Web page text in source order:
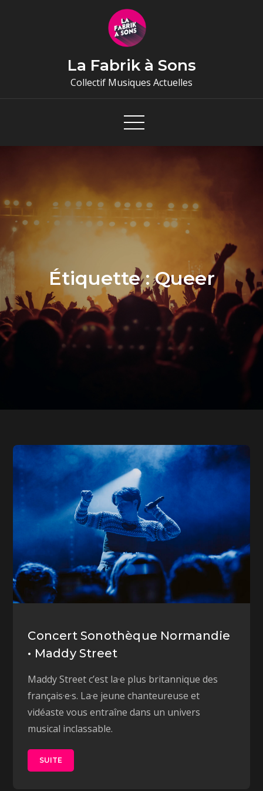
La Fabrik à Sons
Collectif Musiques Actuelles
Étiquette :Queer
Concert Sonothèque Normandie
• Maddy Street
Maddy Street c’est la·e plus britannique des
français·e·s. La·e jeune chanteureuse et
vidéaste vous entraîne dans un univers
musical inclassable.
SUITE